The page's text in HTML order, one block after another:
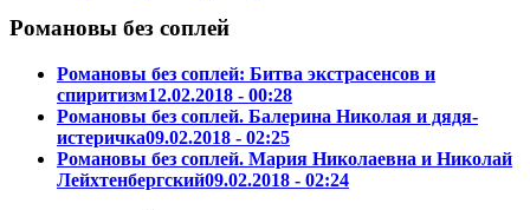
Романовы без соплей
Романовы без соплей: Битва экстрасенсов и
спиритизм12.02.2018 - 00:28
Романовы без соплей. Балерина Николая и дядя-
истеричка09.02.2018 - 02:25
Романовы без соплей. Мария Николаевна и Николай
Лейхтенбергский09.02.2018 - 02:24